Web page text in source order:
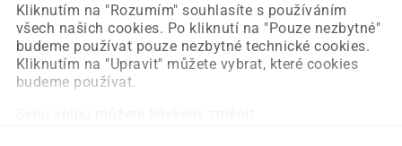
Kliknutím na "Rozumím" souhlasíte s používáním
všech našich cookies. Po kliknutí na "Pouze nezbytné"
budeme používat pouze nezbytné technické cookies.
Kliknutím na "Upravit" můžete vybrat, které cookies
budeme používat.
Obnovit stránku Úvodní strana